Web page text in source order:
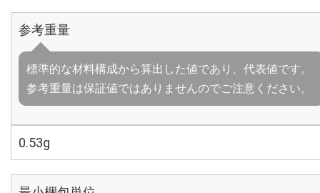
参考重量
標準的な材料構成から算出した値であり、代表値です。
参考重量は保証値ではありませんのでご注意ください。
0.53g